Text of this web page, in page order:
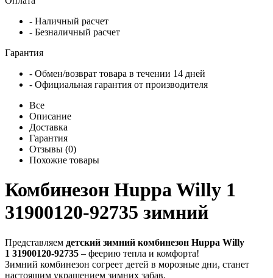
- Наличный расчет
- Безналичный расчет
Гарантия
- Обмен/возврат товара в течении 14 дней
- Официальная гарантия от производителя
Все
Описание
Доставка
Гарантия
Отзывы (0)
Похожие товары
Комбинезон Huppa Willy 1
31900120-92735 зимний
Представляем детский зимний комбинезон Huppa Willy
1 31900120-92735 – феерию тепла и комфорта!
Зимний комбинезон согреет детей в морозные дни, станет
настоящим украшением зимних забав.